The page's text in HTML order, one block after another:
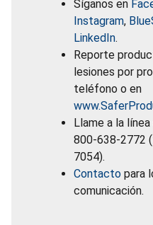
Síganos en
Instagram,
LinkedIn.
Reporte
lesiones por
teléfono o en
Llame a la
800-638-2772
7054).
Contacto para
comunicación.